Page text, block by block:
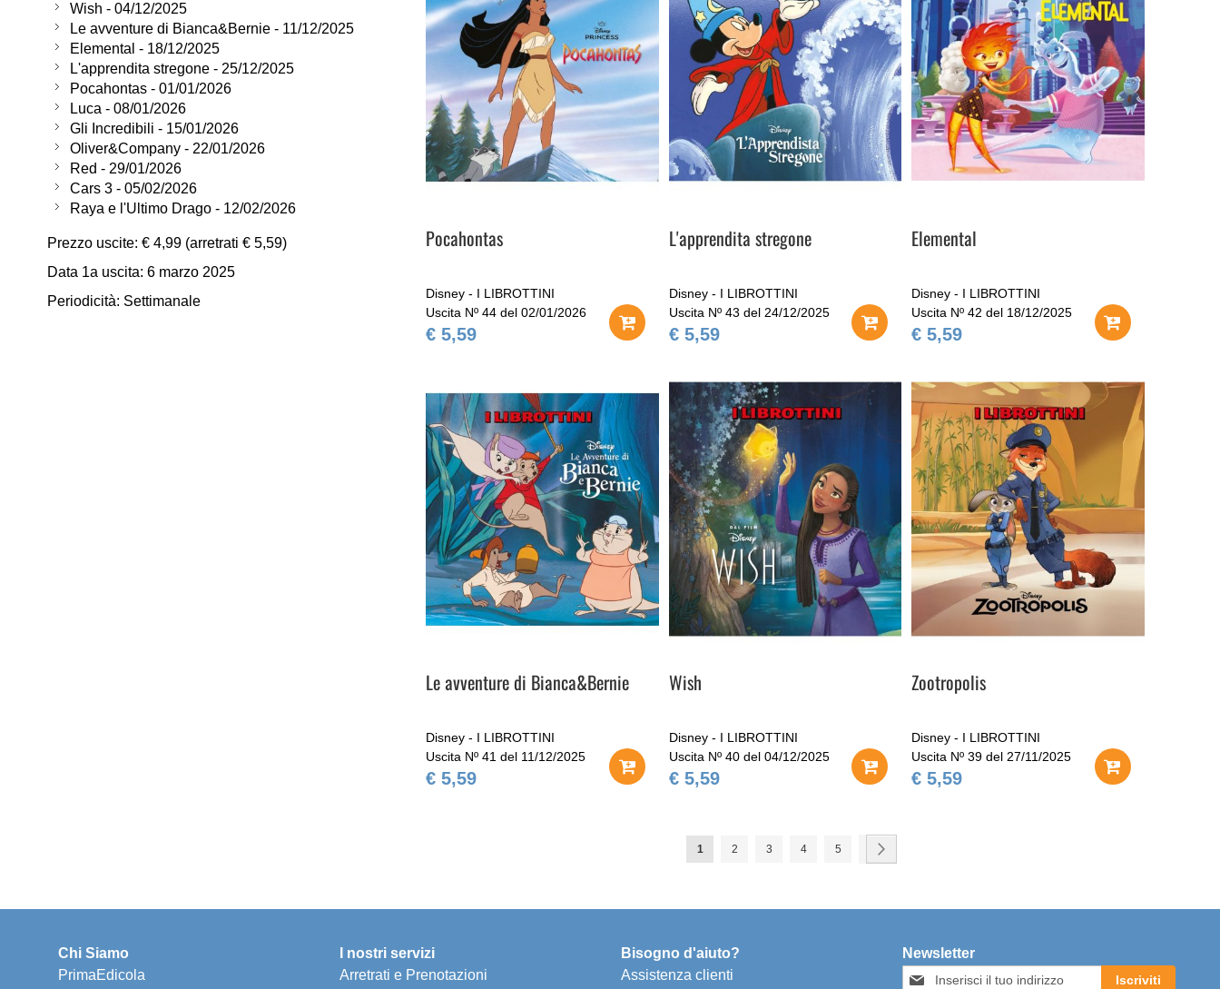
Wish - 04/12/2025
Le avventure di Bianca&Bernie - 11/12/2025
Elemental - 18/12/2025
L'apprendita stregone - 25/12/2025
Pocahontas - 01/01/2026
Luca - 08/01/2026
Gli Incredibili - 15/01/2026
Oliver&Company - 22/01/2026
Red - 29/01/2026
Cars 3 - 05/02/2026
Raya e l'Ultimo Drago - 12/02/2026
Prezzo uscite: € 4,99 (arretrati € 5,59)
Data 1a uscita: 6 marzo 2025
Periodicità: Settimanale
Pocahontas
Disney - I LIBROTTINI
Uscita Nº 44 del 02/01/2026
€ 5,59
L'apprendita stregone
Disney - I LIBROTTINI
Uscita Nº 43 del 24/12/2025
€ 5,59
Elemental
Disney - I LIBROTTINI
Uscita Nº 42 del 18/12/2025
€ 5,59
Le avventure di Bianca&Bernie
Disney - I LIBROTTINI
Uscita Nº 41 del 11/12/2025
€ 5,59
Wish
Disney - I LIBROTTINI
Uscita Nº 40 del 04/12/2025
€ 5,59
Zootropolis
Disney - I LIBROTTINI
Uscita Nº 39 del 27/11/2025
€ 5,59
Pagina
Attualmente stai leggendo la pagina
1 Pagina
2 Pagina
3 Pagina
4 Pagina
5
Chi Siamo
PrimaEdicola
I nostri servizi
Arretrati e Prenotazioni
Bisogno d'aiuto?
Assistenza clienti
Newsletter
Iscriviti
Iscriviti